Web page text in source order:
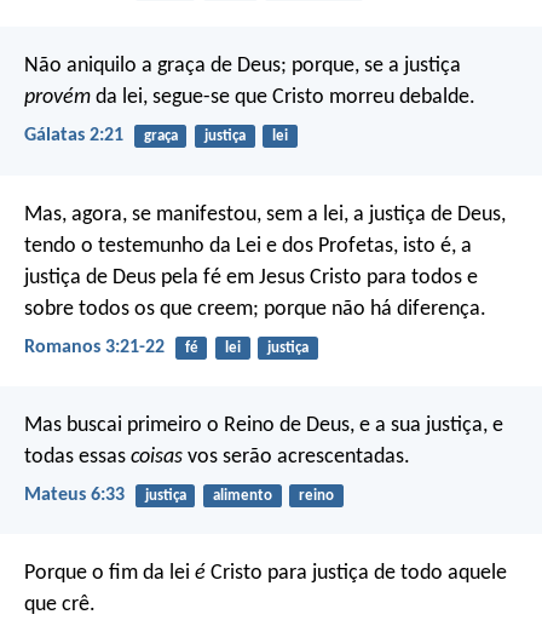
Não aniquilo a graça de Deus; porque, se a justiça
provém da lei, segue-se que Cristo morreu debalde.
Gálatas 2:21 graça justiça lei
Mas, agora, se manifestou, sem a lei, a justiça de Deus,
tendo o testemunho da Lei e dos Profetas, isto é, a
justiça de Deus pela fé em Jesus Cristo para todos e
sobre todos os que creem; porque não há diferença.
Romanos 3:21-22 fé lei justiça
Mas buscai primeiro o Reino de Deus, e a sua justiça, e
todas essas coisas vos serão acrescentadas.
Mateus 6:33 justiça alimento reino
Porque o fim da lei é Cristo para justiça de todo aquele
que crê.